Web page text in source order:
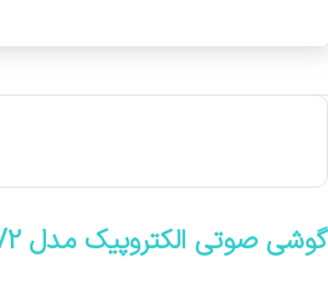
گوشی صوتی الکتروپیک مدل V2